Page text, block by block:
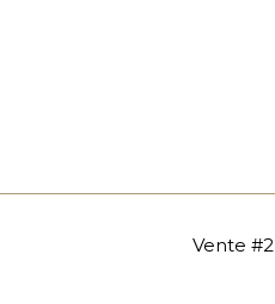
Vente #2